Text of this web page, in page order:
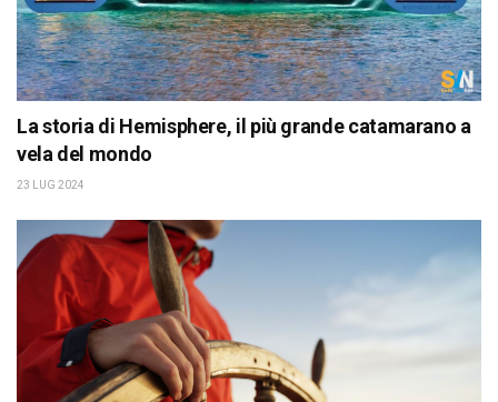
La storia di Hemisphere, il più grande catamarano a
vela del mondo
23 LUG 2024